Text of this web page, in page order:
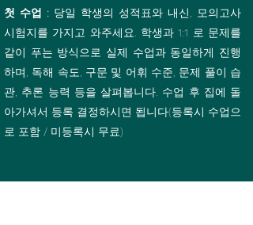
첫 수업 : 당일 학생의 성적표와 내신, 모의고사
시험지를 가지고 와주세요. 학생과 1:1 로 문제를
같이 푸는 방식으로 실제 수업과 동일하게 진행
하며, 독해 속도, 구문 및 어휘 수준, 문제 풀이 습
관, 추론 능력 등을 살펴봅니다. 수업 후 집에 돌
아가셔서 등록 결정하시면 됩니다(등록시 수업으
로 포함 / 미등록시 무료)